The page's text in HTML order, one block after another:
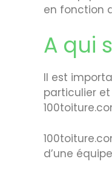
en fonction
A qui
Il est
particulier
d’une